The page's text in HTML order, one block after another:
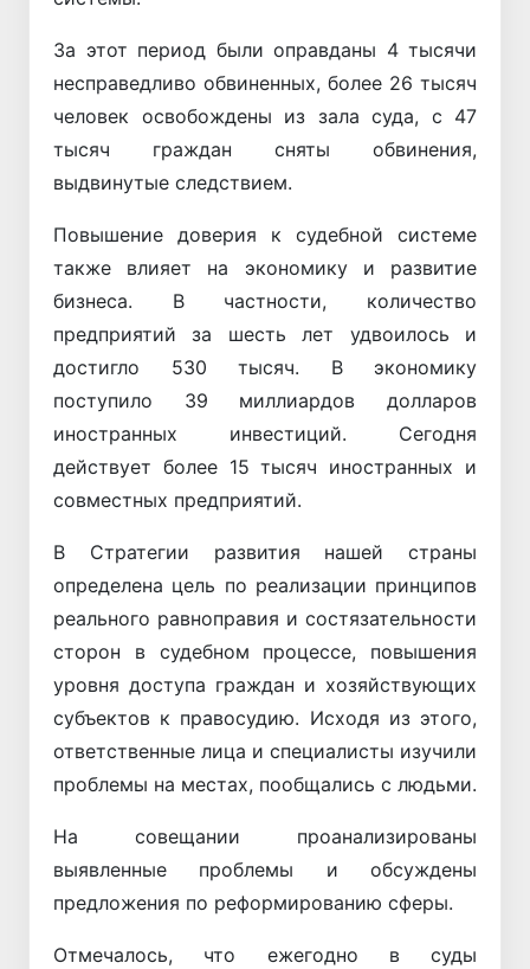
За этот период были оправданы 4 тысячи
несправедливо обвиненных, более 26 тысяч
человек освобождены из зала суда, с 47
тысяч граждан сняты обвинения,
выдвинутые следствием.
Повышение доверия к судебной системе
также влияет на экономику и развитие
бизнеса. В частности, количество
предприятий за шесть лет удвоилось и
достигло 530 тысяч. В экономику
поступило 39 миллиардов долларов
иностранных инвестиций. Сегодня
действует более 15 тысяч иностранных и
совместных предприятий.
В Стратегии развития нашей страны
определена цель по реализации принципов
реального равноправия и состязательности
сторон в судебном процессе, повышения
уровня доступа граждан и хозяйствующих
субъектов к правосудию. Исходя из этого,
ответственные лица и специалисты изучили
проблемы на местах, пообщались с людьми.
На совещании проанализированы
выявленные проблемы и обсуждены
предложения по реформированию сферы.
Отмечалось, что ежегодно в суды